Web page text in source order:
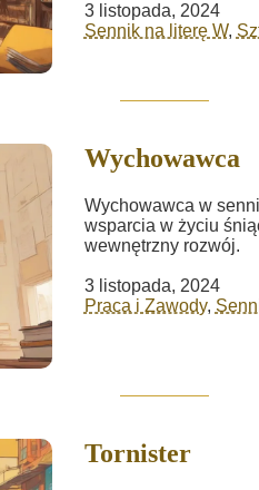
3 listopada, 2024
Sennik na literę W,
Wychowawca
Wychowawca w
wsparcia w życiu
wewnętrzny rozwój.
3 listopada, 2024
Praca i Zawody,
Tornister